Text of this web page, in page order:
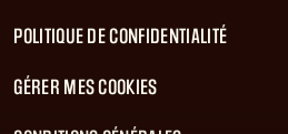
POLITIQUE DE CONFIDENTIALITÉ
GÉRER MES COOKIES